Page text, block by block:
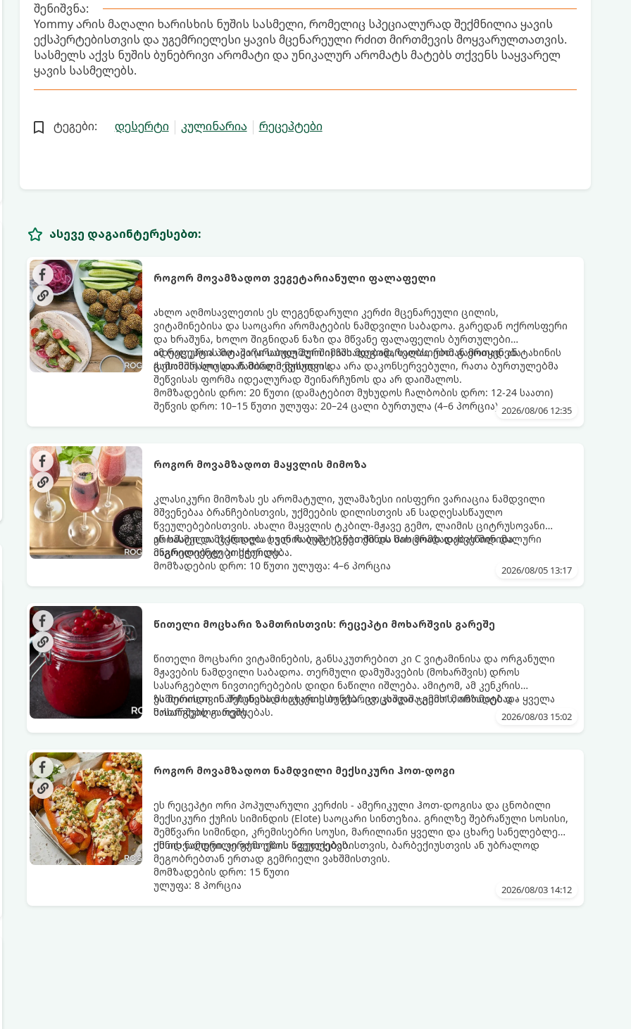
შენიშვნა:
Yommy არის მაღალი ხარისხის ნუშის სასმელი, რომელიც სპეციალურად შექმნილია ყავის
ექსპერტებისთვის და უგემრიელესი ყავის მცენარეული რძით მირთმევის მოყვარულთათვის.
სასმელს აქვს ნუშის ბუნებრივი არომატი და უნიკალურ არომატს მატებს თქვენს საყვარელ
ყავის სასმელებს.
ტეგები: დესერტი კულინარია რეცეპტები
ასევე დაგაინტერესებთ:
როგორ მოვამზადოთ ვეგეტარიანული ფალაფელი
ახლო აღმოსავლეთის ეს ლეგენდარული კერძი მცენარეული ცილის,
ვიტამინებისა და საოცარი არომატების ნამდვილი საბადოა. გარედან ოქროსფერი
და ხრაშუნა, ხოლო შიგნიდან ნაზი და მწვანე ფალაფელის ბურთულები
იდეალურია პიტაში (არაბულ პურში) ჩასადებად, სალათებთან ერთად ან ტახინის
(სესამის) სოუსთან მირთმევისთვის.
ამ რეცეპტის მთავარი საიდუმლო იმაში მდგომარეობს, რომ გამოიყენება
გამომშრალი და ჩამბალი მუხუდო და არა დაკონსერვებული, რათა ბურთულებმა
შეწვისას ფორმა იდეალურად შეინარჩუნოს და არ დაიშალოს.
მომზადების დრო: 20 წუთი (დამატებით მუხუდოს ჩალბობის დრო: 12-24 საათი)
შეწვის დრო: 10–15 წუთი ულუფა: 20–24 ცალი ბურთულა (4–6 პორცია) 2026/08/06 12:35
როგორ მოვამზადოთ მაყვლის მიმოზა
კლასიკური მიმოზას ეს არომატული, ულამაზესი იისფერი ვარიაცია ნამდვილი
მშვენებაა ბრანჩებისთვის, უქმეების დილისთვის ან სადღესასწაულო
წვეულებებისთვის. ახალი მაყვლის ტკბილ-მჟავე გემო, ლაიმის ციტრუსოვანი
არომატი და ცქრიალა ღვინის ბუშტუკები ქმნის საოცრად დახვეწილ და
მაგრილებელ კოქტეილს.
ეს სასმელი მზადდება სულ რაღაც 10 წუთში და მის მომზადებას მინიმალური
ინგრედიენტები სჭირდება.
მომზადების დრო: 10 წუთი ულუფა: 4–6 პორცია
2026/08/05 13:17
წითელი მოცხარი ზამთრისთვის: რეცეპტი მოხარშვის გარეშე
წითელი მოცხარი ვიტამინების, განსაკუთრებით კი C ვიტამინისა და ორგანული
მჟავების ნამდვილი საბადოა. თერმული დამუშავების (მოხარშვის) დროს
სასარგებლო ნივთიერებების დიდი ნაწილი იშლება. ამიტომ, ამ კენკრის
ზამთრისთვის შესანახად საუკეთესო გზა „ცოცხალი ჯემის“ მომზადებაა -
მოხარშვის გარეშე.
ეს მეთოდი ინარჩუნებს მოცხარის ბუნებრივ, კაშკაშა გემოს, არომატს და ყველა
სასარგებლო თვისებას.
2026/08/03 15:02
როგორ მოვამზადოთ ნამდვილი მექსიკური ჰოთ-დოგი
ეს რეცეპტი ორი პოპულარული კერძის - ამერიკული ჰოთ-დოგისა და ცნობილი
მექსიკური ქუჩის სიმინდის (Elote) საოცარი სინთეზია. გრილზე შებრაწული სოსისი,
შემწვარი სიმინდი, კრემისებრი სოუსი, მარილიანი ყველი და ცხარე სანელებლები
ქმნის ნამდვილი გემოების აფეთქებას.
ეს იდეალური კერძია ეზოს წვეულებებისთვის, ბარბექიუსთვის ან უბრალოდ
მეგობრებთან ერთად გემრიელი ვახშმისთვის.
მომზადების დრო: 15 წუთი
ულუფა: 8 პორცია
2026/08/03 14:12